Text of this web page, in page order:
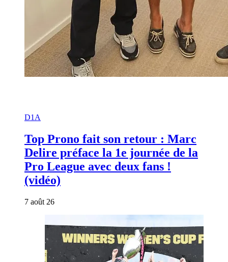
D1A
Top Prono fait son retour : Marc
Delire préface la 1e journée de la
Pro League avec deux fans !
(vidéo)
7 août 26